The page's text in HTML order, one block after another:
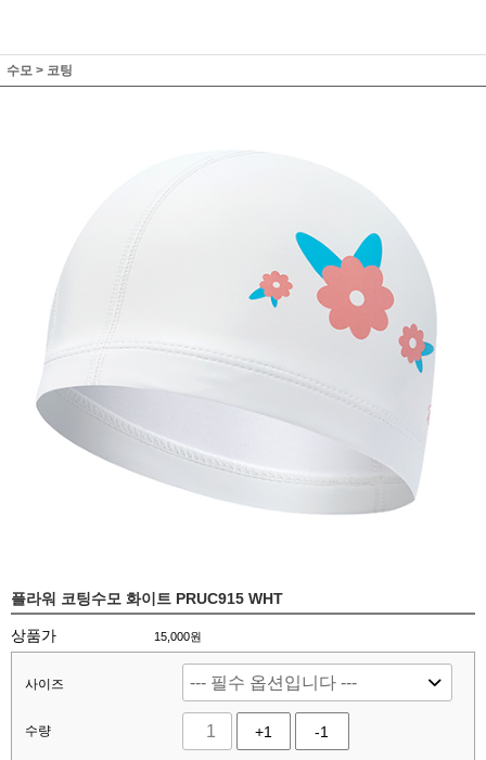
수모 > 코팅
플라워 코팅수모 화이트 PRUC915 WHT
상품가 15,000원
사이즈
수량 +1 -1